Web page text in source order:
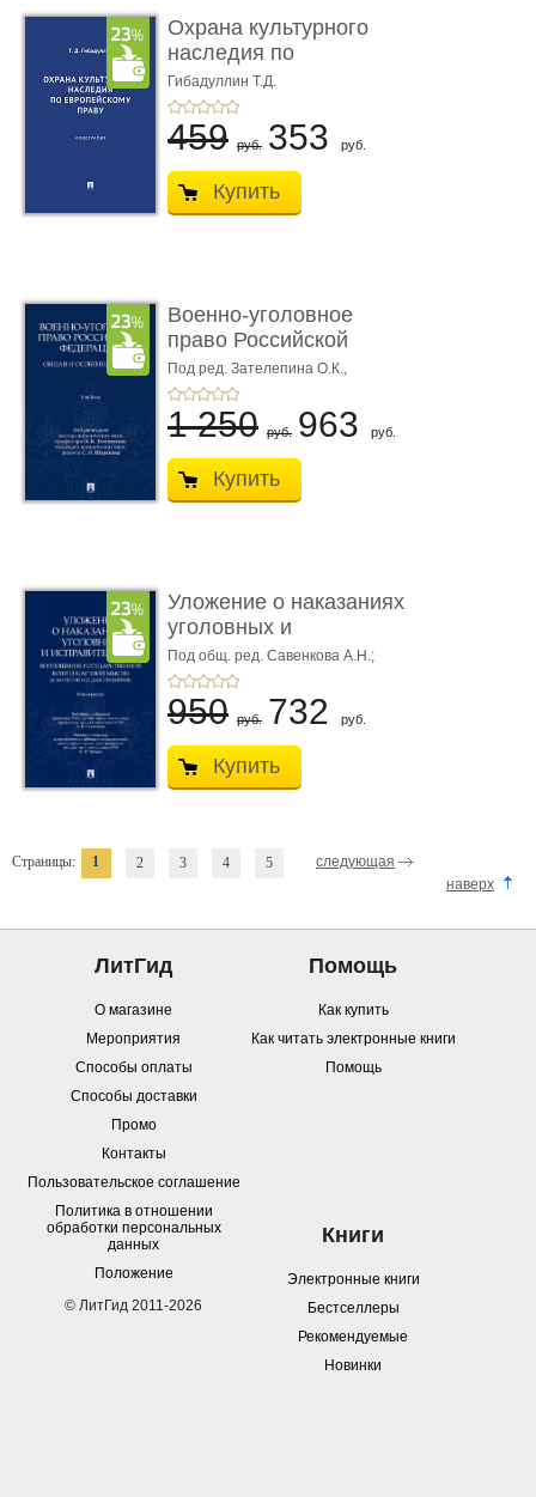
Охрана культурного
наследия по
европейскому п ...
Гибадуллин Т.Д.
459 руб. 353 руб.
Купить
Военно-уголовное
право Российской
Федерации. � ...
Под ред. Зателепина О.К.,
Шарапова С.Н.
1 250 руб. 963 руб.
Купить
Уложение о наказаниях
уголовных и
исправитель ...
Под общ. ред. Савенкова А.Н.;
науч. ред. и рук. авт. кол. Чучаев
А.И.
950 руб. 732 руб.
Купить
Страницы: 1 2 3 4 5
следующая
наверх
ЛитГид
О магазине
Мероприятия
Способы оплаты
Способы доставки
Промо
Контакты
Пользовательское соглашение
Политика в отношении
обработки персональных
данных
Положение
© ЛитГид 2011-2026
Помощь
Как купить
Как читать электронные книги
Помощь
Книги
Электронные книги
Бестселлеры
Рекомендуемые
Новинки